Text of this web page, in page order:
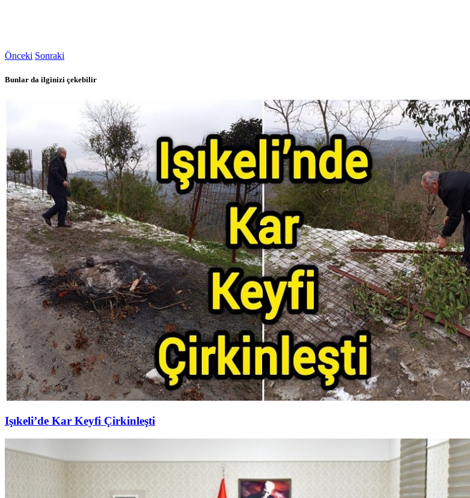
Önceki Sonraki
Bunlar da ilginizi çekebilir
Işıkeli’de Kar Keyfi Çirkinleşti